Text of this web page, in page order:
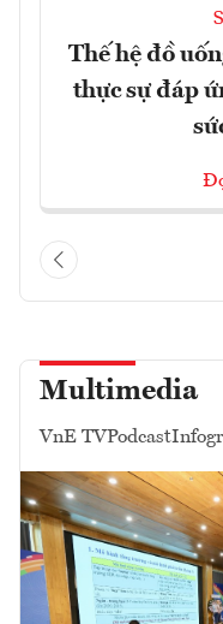
Thế hệ đồ
thực sự đáp
Multimedia
VnE TVPodcast